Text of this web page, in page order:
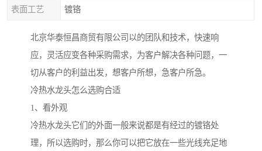
表面工艺 镀铬
北京华泰恒昌商贸有限公司以的团队和技术，快速响
应，灵活应变各种采购需求，为客户解决各种问题，一
切从客户的利益出发，想客户所想，急客户所急。
冷热水龙头怎么选购合适
1、看外观
冷热水龙头它们的外面一般来说都是有经过的镀铬处
理，所以选购时，那么你可以把它放在一些光线充足地